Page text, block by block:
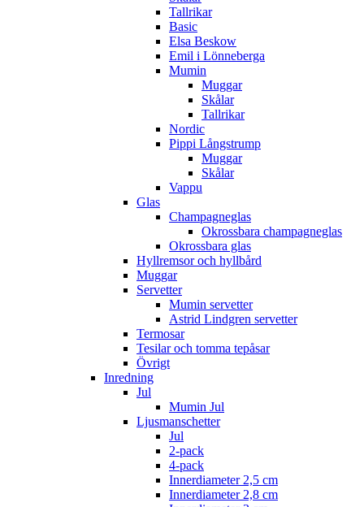
Tallrikar
Basic
Elsa Beskow
Emil i Lönneberga
Mumin
Muggar
Skålar
Tallrikar
Nordic
Pippi Långstrump
Muggar
Skålar
Vappu
Glas
Champagneglas
Okrossbara champagneglas
Okrossbara glas
Hyllremsor och hyllbård
Muggar
Servetter
Mumin servetter
Astrid Lindgren servetter
Termosar
Tesilar och tomma tepåsar
Övrigt
Inredning
Jul
Mumin Jul
Ljusmanschetter
Jul
2-pack
4-pack
Innerdiameter 2,5 cm
Innerdiameter 2,8 cm